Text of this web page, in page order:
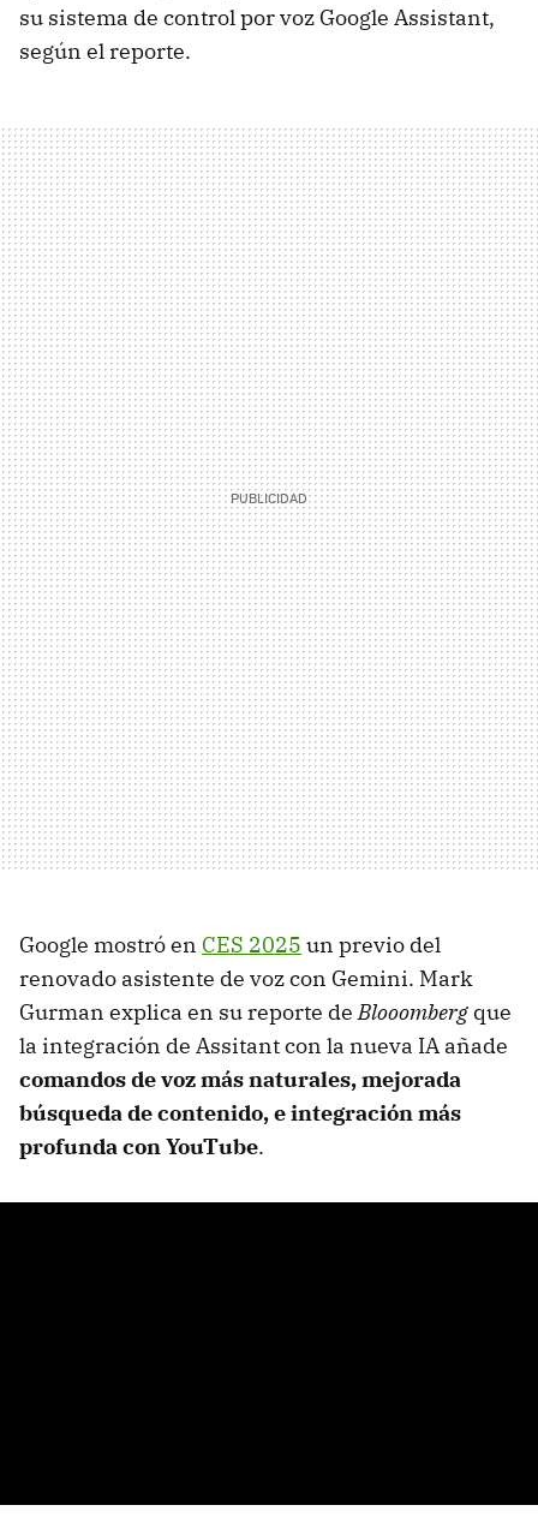
su sistema de control por voz Google Assistant,
según el reporte.
Google mostró en CES 2025 un previo del
renovado asistente de voz con Gemini. Mark
Gurman explica en su reporte deBlooomberg que
la integración de Assitant con la nueva IA añade
comandos de voz más naturales, mejorada
búsqueda de contenido, e integración más
profunda con YouTube.